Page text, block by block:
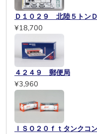
Ｄ１０２９ 北陸５トン
¥18,700
４２４９ 郵便局
¥3,960
ＩＳＯ２０ｆｔタンクコ